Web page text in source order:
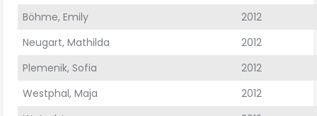
Böhme, Emily
2012
Neugart, Mathilda
2012
Plemenik, Sofia
2012
Westphal, Maja
2012